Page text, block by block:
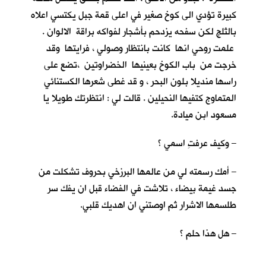
كبيرة تؤدي الى كوخ صغير في اعلى قمة جبل يكتسي اعلاه
بالثلج لكن سفحه يزدحم بأشجار لفواكه براقة الالوان .
علمت روحي انها كانت بانتظار وصولي ، فرايتها وقد
خرجت من باب الكوخ بعينيها الخضراوتين ،تضع على
راسها منديلا بلون البحر ، و قد غطى شعرها الكستنائي
المتماوج كتفيها النحيلين . قالت لي : انتظرتك طويلا يا
مسعود ابن ميادة.
– وكيف عرفتِ اسمي ؟
– أمك رسمته لي من عالمها البرزخي بحروف تشكلت من
جسد غيمة بيضاء ، تلاشت في الفضاء قبل ان يفك سر
طلسمها الاشرار ثم اوصتني ان اهديك قلبي.
– هل هذا حلم ؟